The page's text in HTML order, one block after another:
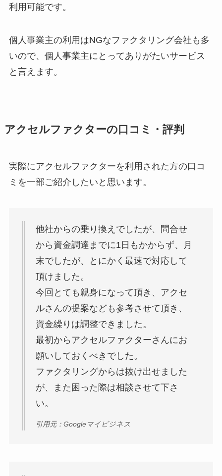
利用可能です。
個人事業主の利用はNGなファクタリング会社も多
いので、個人事業主にとってありがたいサービス
と言えます。
アクセルファクターの口コミ・評判
実際にアクセルファクターを利用された方の口コ
ミを一部ご紹介したいと思います。
他社からの乗り換えでしたが、問合せ
から資金調達までに1日もかからず、月
末でしたが、とにかく最速で対応して
頂けました。
今回とても親身になって頂き、アクセ
ルさんの提案なども参考させて頂き、
資金繰りは調整できました。
最初からアクセルファクターさんにお
願いしておくべきでした。
ファクタリングからは抜け出せました
が、また困った際は相談させて下さ
い。
引用元：Googleマイビジネス